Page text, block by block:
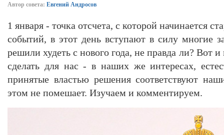
Автор совета: Евгений Андросов
1 января - точка отсчета, с которой начинается
событий, в этот день вступают в силу многие
решили худеть с нового года, не правда ли? Вот
сделать для нас - в наших же интересах,
принятые властью решения соответствуют
этом не помешает. Изучаем и комментируем.